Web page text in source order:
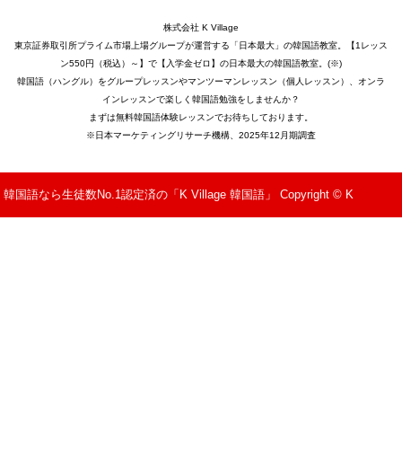
株式会社 K Village
東京証券取引所プライム市場上場グループが運営する「日本最大」の韓国語教室。【1レッス
ン550円（税込）～】で【入学金ゼロ】の日本最大の韓国語教室。(※)
韓国語（ハングル）をグループレッスンやマンツーマンレッスン（個人レッスン）、オンラ
インレッスンで楽しく韓国語勉強をしませんか？
まずは無料韓国語体験レッスンでお待ちしております。
※日本マーケティングリサーチ機構、2025年12月期調査
韓国語なら生徒数No.1認定済の「K Village 韓国語」 Copyright © K